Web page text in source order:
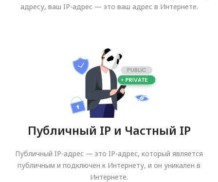
адресу, ваш IP-адрес — это ваш адрес в Интернете.
Публичный IP и Частный IP
Публичный IP-адрес — это IP-адрес, который является
публичным и подключен к Интернету, и он уникален в
Интернете.